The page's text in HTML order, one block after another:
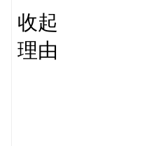
收起
理由